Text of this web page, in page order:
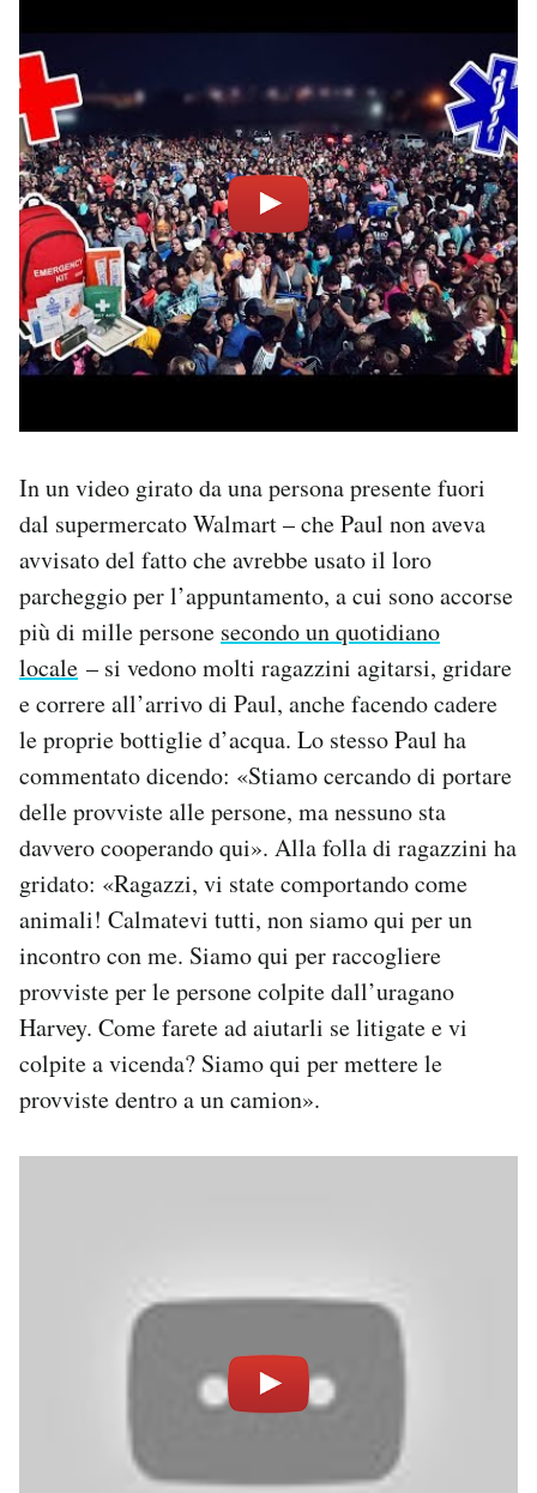
In un video girato da una persona presente fuori
dal supermercato Walmart – che Paul non aveva
avvisato del fatto che avrebbe usato il loro
parcheggio per l’appuntamento, a cui sono accorse
più di mille persone secondo un quotidiano
locale – si vedono molti ragazzini agitarsi, gridare
e correre all’arrivo di Paul, anche facendo cadere
le proprie bottiglie d’acqua. Lo stesso Paul ha
commentato dicendo: «Stiamo cercando di portare
delle provviste alle persone, ma nessuno sta
davvero cooperando qui». Alla folla di ragazzini ha
gridato: «Ragazzi, vi state comportando come
animali! Calmatevi tutti, non siamo qui per un
incontro con me. Siamo qui per raccogliere
provviste per le persone colpite dall’uragano
Harvey. Come farete ad aiutarli se litigate e vi
colpite a vicenda? Siamo qui per mettere le
provviste dentro a un camion».